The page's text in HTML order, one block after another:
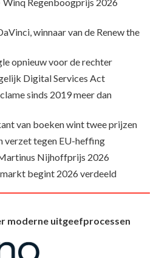
winnaar van de Renew the
opnieuw voor de rechter
Digital Services Act
sinds 2019 meer dan
van boeken wint twee prijzen
verzet tegen EU-heffing
Nijhoffprijs 2026
begint 2026 verdeeld
moderne uitgeefprocessen